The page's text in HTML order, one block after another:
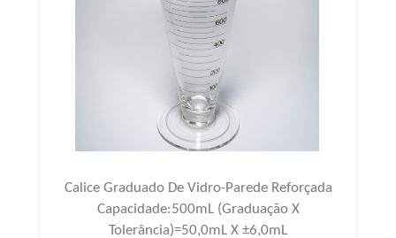
Calice Graduado De Vidro-Parede Reforçada
Capacidade:500mL (Graduação X
Tolerância)=50,0mL X ±6,0mL